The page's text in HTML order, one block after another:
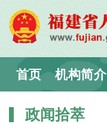
首页 机构简介
政闻拾萃